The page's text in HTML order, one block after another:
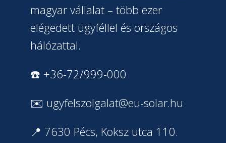
magyar vállalat – több ezer
elégedett ügyféllel és országos
hálózattal.
☎️ +36-72/999-000
✉️ ugyfelszolgalat@eu-solar.hu
📍 7630 Pécs, Koksz utca 110.